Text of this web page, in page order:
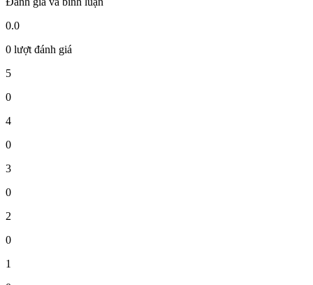
0.0
0 lượt đánh giá
5
0
4
0
3
0
2
0
1